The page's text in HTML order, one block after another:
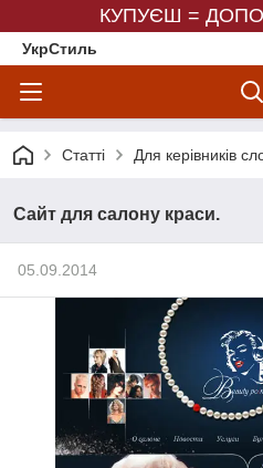
КУПУЄШ =
УкрСтиль
Статті Для керівників
Сайт для салону краси.
05.09.2014